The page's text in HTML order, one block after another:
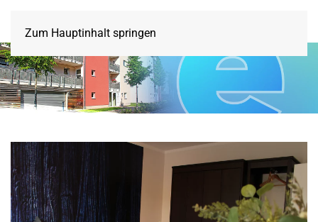
Zum Hauptinhalt springen